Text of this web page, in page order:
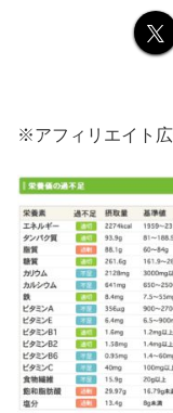
※アフィリエイト